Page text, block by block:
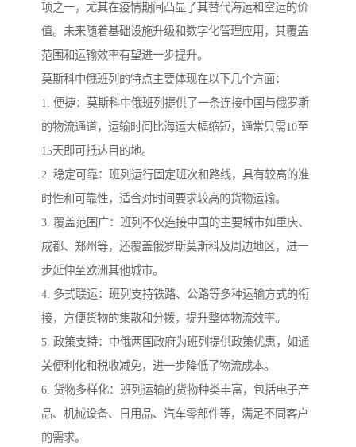
项之一，尤其在疫情期间凸显了其替代海运和空运的价
值。未来随着基础设施升级和数字化管理应用，其覆盖
范围和运输效率有望进一步提升。
莫斯科中俄班列的特点主要体现在以下几个方面：
1. 便捷：莫斯科中俄班列提供了一条连接中国与俄罗斯
的物流通道，运输时间比海运大幅缩短，通常只需10至
15天即可抵达目的地。
2. 稳定可靠：班列运行固定班次和路线，具有较高的准
时性和可靠性，适合对时间要求较高的货物运输。
3. 覆盖范围广：班列不仅连接中国的主要城市如重庆、
成都、郑州等，还覆盖俄罗斯莫斯科及周边地区，进一
步延伸至欧洲其他城市。
4. 多式联运：班列支持铁路、公路等多种运输方式的衔
接，方便货物的集散和分拨，提升整体物流效率。
5. 政策支持：中俄两国政府为班列提供政策优惠，如通
关便利化和税收减免，进一步降低了物流成本。
6. 货物多样化：班列运输的货物种类丰富，包括电子产
品、机械设备、日用品、汽车零部件等，满足不同客户
的需求。